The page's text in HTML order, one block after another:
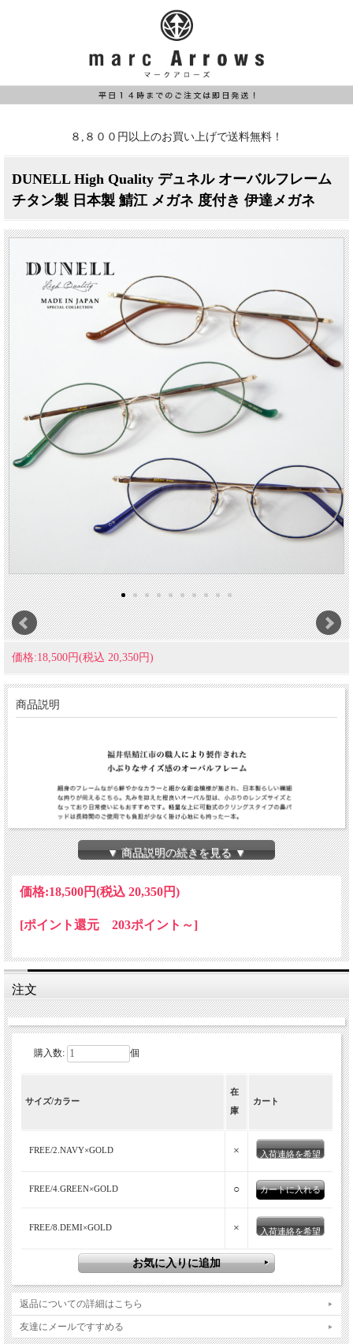
８,８００円以上のお買い上げで送料無料！
DUNELL High Quality デュネル オーバルフレーム
チタン製 日本製 鯖江 メガネ 度付き 伊達メガネ
価格:18,500円(税込 20,350円)
商品説明
▼ 商品説明の続きを見る ▼
価格:18,500円(税込 20,350円)
[ポイント還元 203ポイント～]
注文
購入数: 個
サイズ/カラー
在
庫
カート
FREE/2.NAVY×GOLD × 入荷連絡を希望
FREE/4.GREEN×GOLD ○
FREE/8.DEMI×GOLD × 入荷連絡を希望
返品についての詳細はこちら
友達にメールですすめる